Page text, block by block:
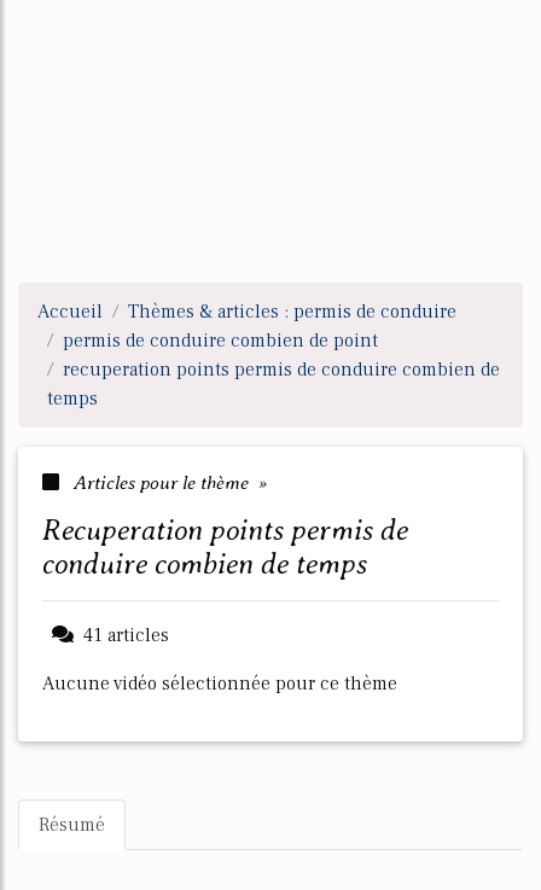
Accueil
Thèmes & articles : permis de conduire
permis de conduire combien de point
recuperation points permis de conduire combien de
temps
Articles pour le thème »
recuperation points permis de
conduire combien de temps
41 articles
Aucune vidéo sélectionnée pour ce thème
Résumé